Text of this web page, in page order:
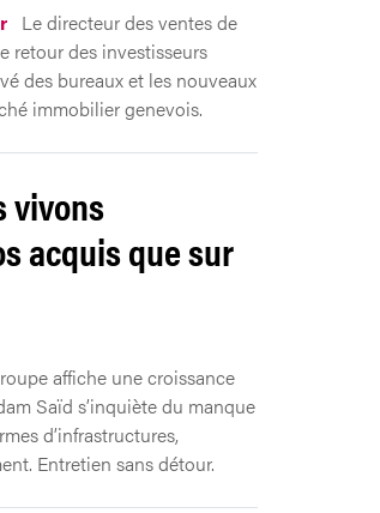
Le directeur des ventes de
retour des investisseurs
des bureaux et les nouveaux
immobilier genevois.
vivons
acquis que sur
affiche une croissance
Saïd s’inquiète du manque
d’infrastructures,
Entretien sans détour.